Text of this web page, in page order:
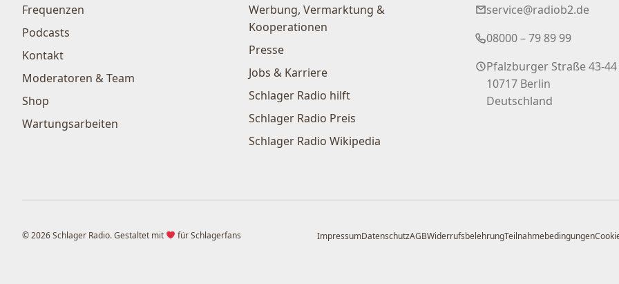
Frequenzen
Podcasts
Kontakt
Moderatoren & Team
Shop
Wartungsarbeiten
Werbung, Vermarktung &
Kooperationen
Presse
Jobs & Karriere
Schlager Radio hilft
Schlager Radio Preis
Schlager Radio Wikipedia
service@radiob2.de
08000 – 79 89 99
Pfalzburger Straße 43-44
10717 Berlin
Deutschland
© 2026 Schlager Radio. Gestaltet mit für Schlagerfans ImpressumDatenschutzAGBWiderrufsbelehrungTeilnahmebedingungen